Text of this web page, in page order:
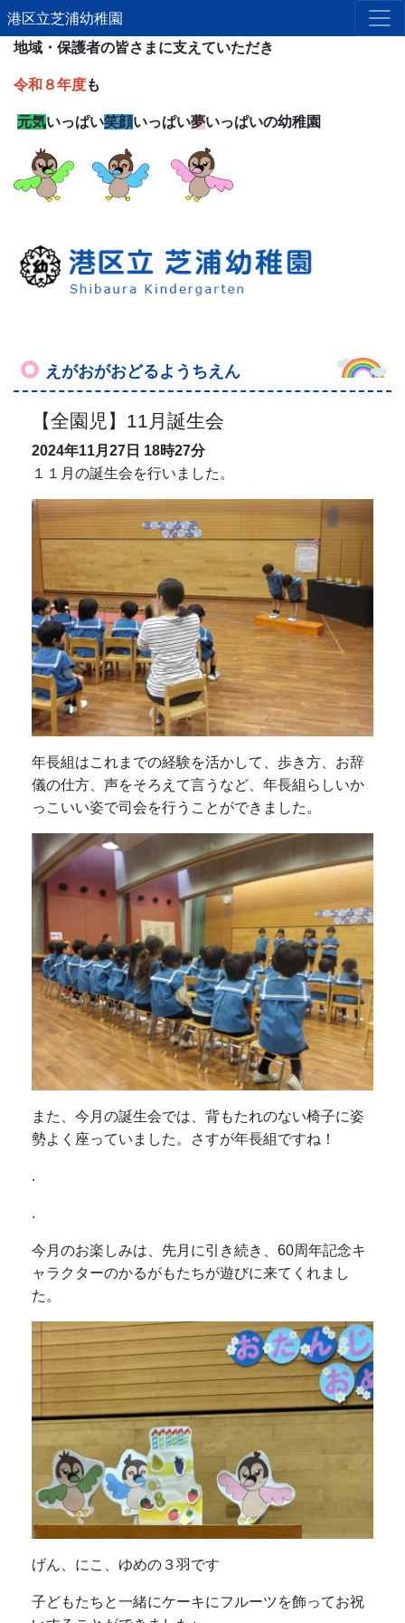
港区立芝浦幼稚園
地域・保護者の皆さまに支えていただき
令和８年度も
元気いっぱい笑顔いっぱい夢いっぱいの幼稚園
えがおがおどるようちえん
【全園児】11月誕生会
2024年11月27日 18時27分
１１月の誕生会を行いました。
年長組はこれまでの経験を活かして、歩き方、お辞
儀の仕方、声をそろえて言うなど、年長組らしいか
っこいい姿で司会を行うことができました。
また、今月の誕生会では、背もたれのない椅子に姿
勢よく座っていました。さすが年長組ですね！
.
.
今月のお楽しみは、先月に引き続き、60周年記念キ
ャラクターのかるがもたちが遊びに来てくれまし
た。
げん、にこ、ゆめの３羽です
子どもたちと一緒にケーキにフルーツを飾ってお祝